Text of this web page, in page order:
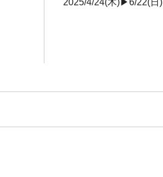
2025/4/24(木)▶6/22(日)